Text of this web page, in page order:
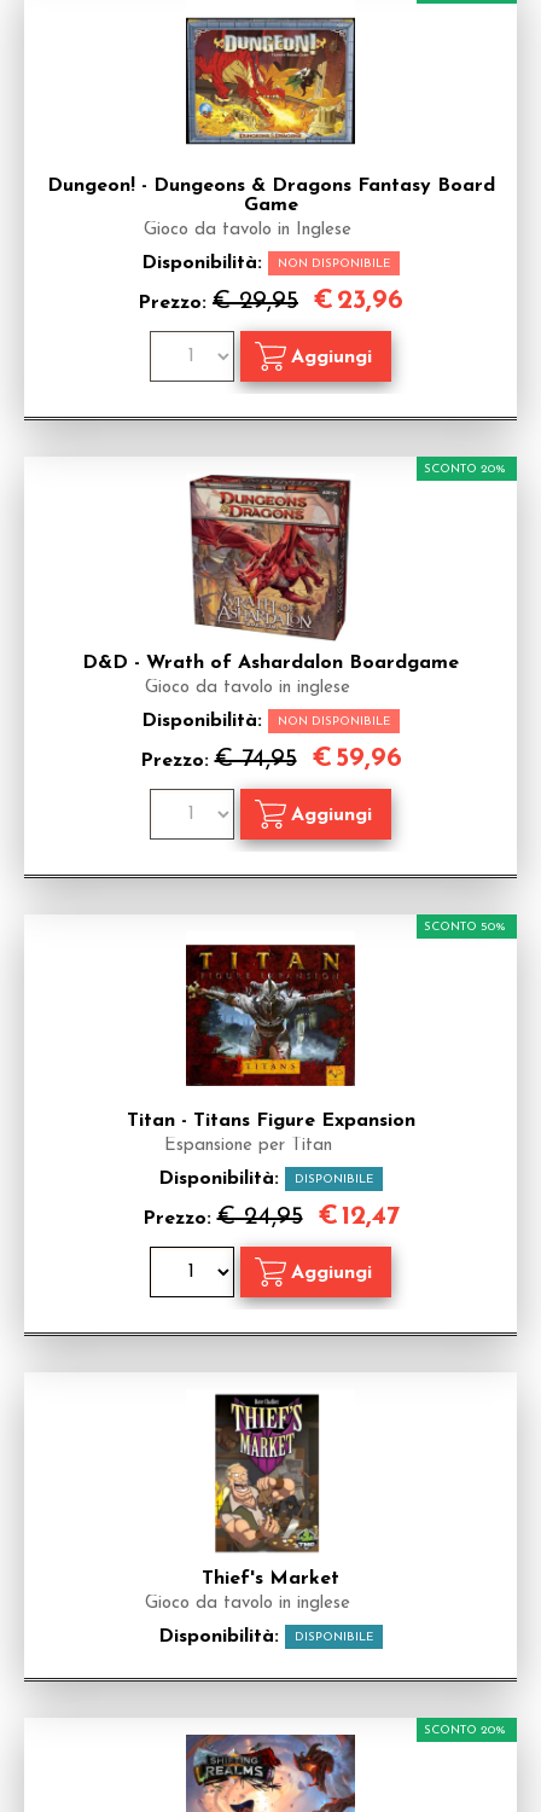
Dungeon! - Dungeons & Dragons Fantasy Board
Game
Gioco da tavolo in Inglese
Disponibilità: NON DISPONIBILE
Prezzo: € 29,95 € 23,96
D&D - Wrath of Ashardalon Boardgame
Gioco da tavolo in inglese
Disponibilità: NON DISPONIBILE
Prezzo:€ 74,95
SCONTO 20%
€ 59,96
Titan - Titans Figure Expansion
Espansione per Titan
Disponibilità: DISPONIBILE
Prezzo:€ 24,95
SCONTO 50%
€12,47
Thief's Market
Gioco da tavolo in inglese
Disponibilità: DISPONIBILE
SCONTO 20%